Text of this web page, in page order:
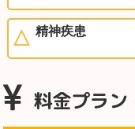
精神疾患
料金プラン